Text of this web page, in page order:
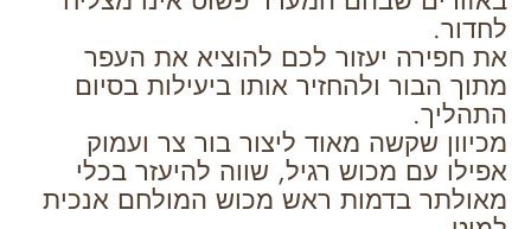
לחדור.
את חפירה יעזור לכם להוציא את העפר
מתוך הבור ולהחזיר אותו ביעילות בסיום
התהליך.
מכיוון שקשה מאוד ליצור בור צר ועמוק
אפילו עם מכוש רגיל, שווה להיעזר בכלי
מאולתר בדמות ראש מכוש המולחם אנכית